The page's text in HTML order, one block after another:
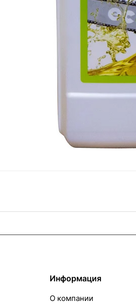
Информация
О компании